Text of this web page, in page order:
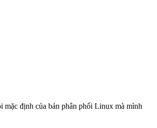
mặc định của bản phân phối Linux mà mình